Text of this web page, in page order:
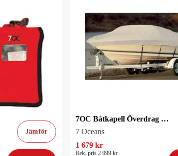
Jämför
7OC Båtkapell Överdrag 580-650cm
7 Oceans
1 679 kr
Rek. pris 2 099 kr